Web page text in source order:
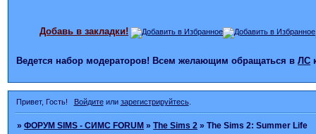
Добавь в закладки!
Ведется набор модераторов! Всем желающим обращаться в ЛС
Привет, Гость! Войдитеили зарегистрируйтесь.
»ФОРУМ SIMS - СИМС FORUM »The Sims 2 »The Sims 2: Summer Life